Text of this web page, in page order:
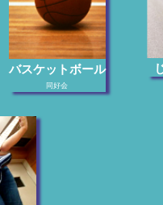
バスケットボール
同好会